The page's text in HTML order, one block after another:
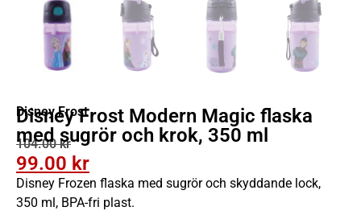
Disney Frost
Disney Frost Modern Magic flaska
med sugrör och krok, 350 ml
104.00kr
99.00 kr
Disney Frozen flaska med sugrör och skyddande lock,
350 ml, BPA-fri plast.